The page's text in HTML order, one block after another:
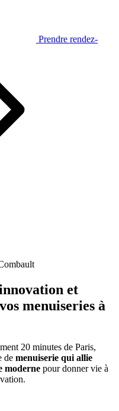
Prendre rendez-
et
menuiseries à
20 minutes de Paris,
de menuiserie qui allie
moderne pour donner vie à